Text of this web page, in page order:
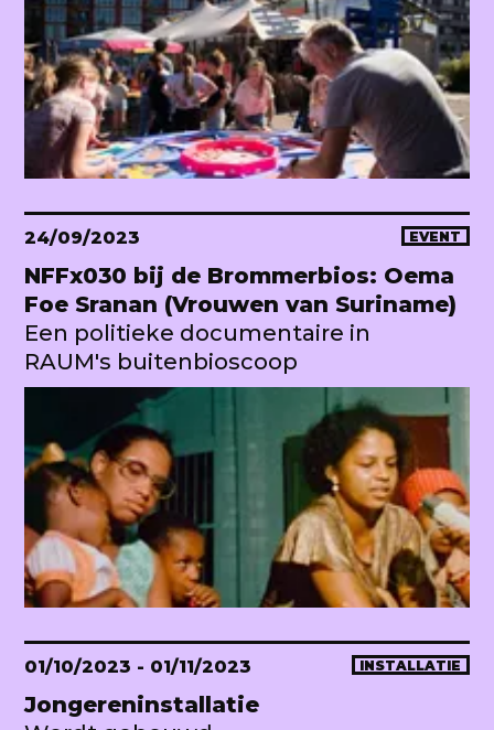
24/09/2023 EVENT
NFFx030 bij de Brommerbios: Oema
Foe Sranan (Vrouwen van Suriname)
Een politieke documentaire in
RAUM's buitenbioscoop
01/10/2023 - 01/11/2023 INSTALLATIE
Jongereninstallatie